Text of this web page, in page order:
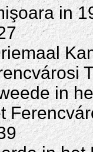
in
in